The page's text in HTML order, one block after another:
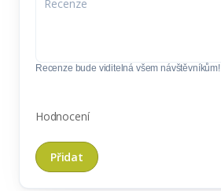
Recenze bude viditelná všem návštěvníkům!
Hodnocení